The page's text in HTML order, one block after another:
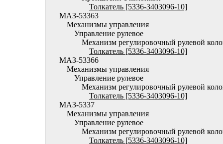
Толкатель [5336-3403096-10]
МАЗ-53363
Механизмы управления
Управление рулевое
Механизм регулировочный рулевой
Толкатель [5336-3403096-10]
МАЗ-53366
Механизмы управления
Управление рулевое
Механизм регулировочный рулевой
Толкатель [5336-3403096-10]
МАЗ-5337
Механизмы управления
Управление рулевое
Механизм регулировочный рулевой
Толкатель [5336-3403096-10]